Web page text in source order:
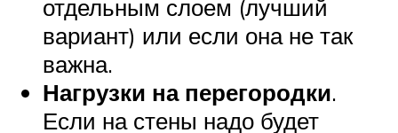
отдельным слоем (лучший
вариант) или если она не так
важна.
Нагрузки на перегородки.
Если на стены надо будет